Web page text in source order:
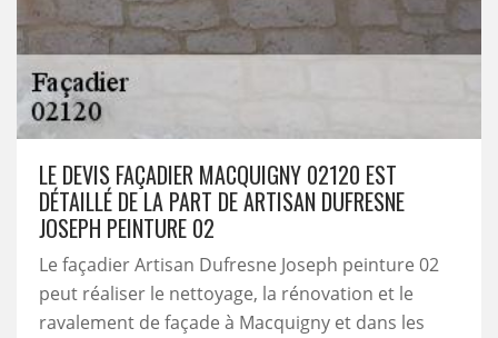
LE DEVIS FAÇADIER MACQUIGNY 02120 EST
DÉTAILLÉ DE LA PART DE ARTISAN DUFRESNE
JOSEPH PEINTURE 02
Le façadier Artisan Dufresne Joseph peinture 02
peut réaliser le nettoyage, la rénovation et le
ravalement de façade à Macquigny et dans les